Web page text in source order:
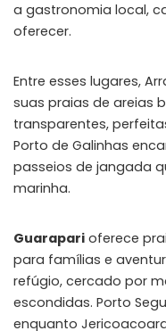
a gastronomia local,
oferecer.
Entre esses lugares,
suas praias de areias
transparentes,
Porto de Galinhas
passeios de jangada
marinha.
Guarapari oferece
para famílias e
refúgio, cercado por
escondidas. Porto
enquanto